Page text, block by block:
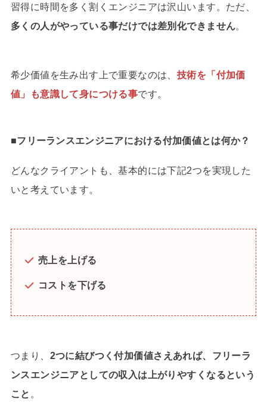
習得に時間を多く割くエンジニアは沢山います。ただ、
多くの人がやっている事だけでは差別化できません。
希少価値を生み出す上で重要なのは、 技術を「付加価
値」も意識して身につける事です。
■フリーランスエンジニアにおける付加価値とは何か？
どんなクライアントも、基本的には下記2つを実現した
いと考えています。
売上を上げる
コストを下げる
つまり、 2つに結びつく付加価値さえあれば、フリーラ
ンスエンジニアとしての収入は上がりやすくなるという
こと